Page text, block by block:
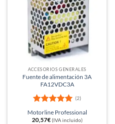
ACCESORIOS GENERALES
Fuente de alimentación 3A
FA12VDC3A
Valorado
con5de 5
(2)
Motorline Professional
20,57€ (IVA incluido)